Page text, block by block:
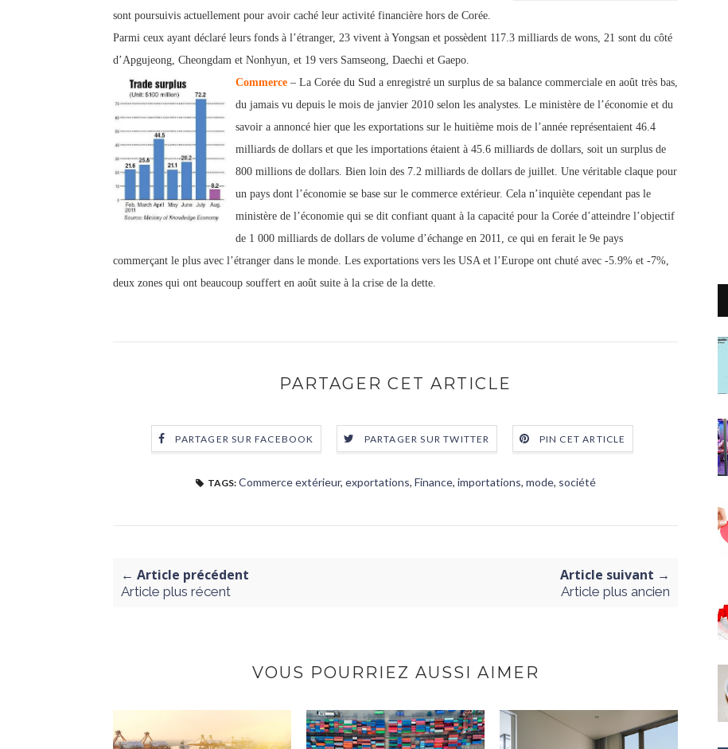
sont poursuivis actuellement pour avoir caché leur activité financière hors de Corée.
Parmi ceux ayant déclaré leurs fonds à l’étranger, 23 vivent à Yongsan et possèdent 117.3 milliards de wons, 21 sont du côté
d’Apgujeong, Cheongdam et Nonhyun, et 19 vers Samseong, Daechi et Gaepo.
Commerce – La Corée du Sud a enregistré un surplus de sa balance commerciale en août très bas,
du jamais vu depuis le mois de janvier 2010 selon les analystes. Le ministère de l’économie et du
savoir a annoncé hier que les exportations sur le huitième mois de l’année représentaient 46.4
milliards de dollars et que les importations étaient à 45.6 milliards de dollars, soit un surplus de
800 millions de dollars. Bien loin des 7.2 milliards de dollars de juillet. Une véritable claque pour
un pays dont l’économie se base sur le commerce extérieur. Cela n’inquiète cependant pas le
ministère de l’économie qui se dit confiant quant à la capacité pour la Corée d’atteindre l’objectif
de 1 000 milliards de dollars de volume d’échange en 2011, ce qui en ferait le 9e pays
commerçant le plus avec l’étranger dans le monde. Les exportations vers les USA et l’Europe ont chuté avec -5.9% et -7%,
deux zones qui ont beaucoup souffert en août suite à la crise de la dette.
PARTAGER CET ARTICLE
PARTAGER SUR FACEBOOK PARTAGER SUR TWITTER PIN CET ARTICLE
TAGS: Commerce extérieur, exportations, Finance, importations, mode, société
← Article précédent
Article plus récent
Article suivant →
Article plus ancien
VOUS POURRIEZ AUSSI AIMER